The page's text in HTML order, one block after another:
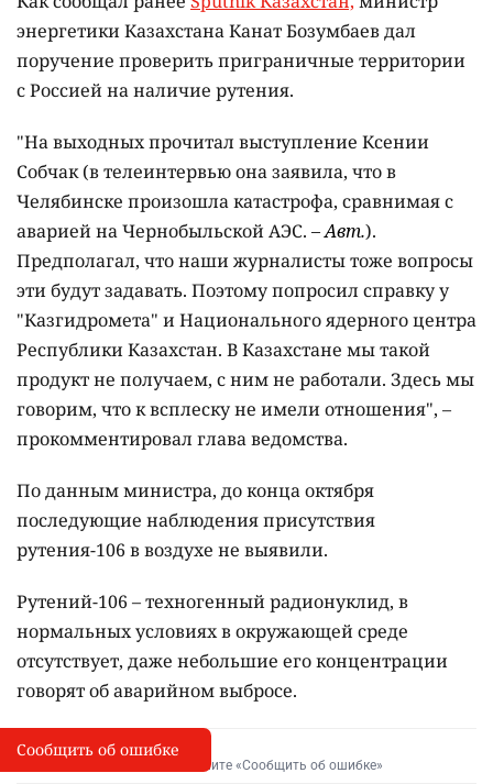
энергетики Казахстана Канат Бозумбаев дал
поручение проверить приграничные территории
с Россией на наличие рутения.
"На выходных прочитал выступление Ксении
Собчак (в телеинтервью она заявила, что в
Челябинске произошла катастрофа, сравнимая с
аварией на Чернобыльской АЭС. – Авт.).
Предполагал, что наши журналисты тоже вопросы
эти будут задавать. Поэтому попросил справку у
"Казгидромета" и Национального ядерного центра
Республики Казахстан. В Казахстане мы такой
продукт не получаем, с ним не работали. Здесь мы
говорим, что к всплеску не имели отношения", –
прокомментировал глава ведомства.
По данным министра, до конца октября
последующие наблюдения присутствия
рутения-106 в воздухе не выявили.
Рутений-106 – техногенный радионуклид, в
нормальных условиях в окружающей среде
отсутствует, даже небольшие его концентрации
говорят об аварийном выбросе.
I
Сообщить об опечатке
Выделите фрагмент и нажмите «Сообщить об ошибке»
Сообщить об ошибке